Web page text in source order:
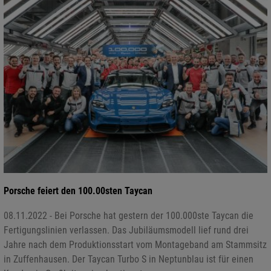
Porsche feiert den 100.00sten Taycan
08.11.2022 - Bei Porsche hat gestern der 100.000ste Taycan die
Fertigungslinien verlassen. Das Jubiläumsmodell lief rund drei
Jahre nach dem Produktionsstart vom Montageband am Stammsitz
in Zuffenhausen. Der Taycan Turbo S in Neptunblau ist für einen